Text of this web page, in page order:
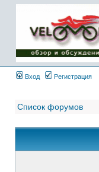
Имя пользователя:
Пароль:
{ LOG_ME_IN_SHORT
}
Вход
Регистрация
Список форумов